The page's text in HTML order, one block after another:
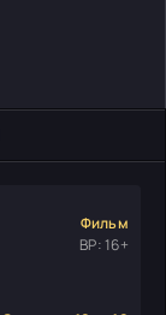
Фильм
ВР: 16+